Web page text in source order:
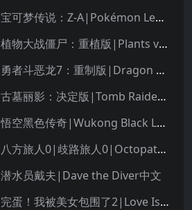
宝可梦传说：Z-A|Pokémon Legends: Z-A中文
植物大战僵尸：重植版|Plants vs. Zombies: Replanted中文
勇者斗恶龙7：重制版|Dragon Quest VII Reimagined中文
古墓丽影：决定版|Tomb Raider: Definitive Edition中文
悟空黑色传奇|Wukong Black Legend
八方旅人0|歧路旅人0|Octopath Traveler 0中文
潜水员戴夫|Dave the Diver中文
完蛋！我被美女包围了2|Love Is All Around 2中文